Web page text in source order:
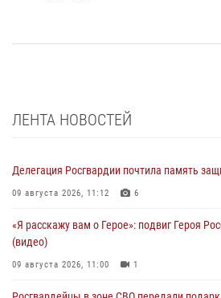
ЛЕНТА НОВОСТЕЙ
Делегация Росгвардии почтила память
09 августа 2026, 11:12 6
«Я расскажу вам о Герое»: подвиг Героя
(видео)
09 августа 2026, 11:00 1